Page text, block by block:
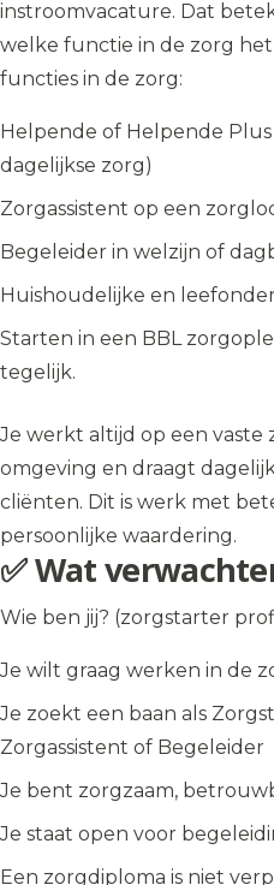
instroomvacature. Dat
welke functie in de zorg
functies in de zorg:
Helpende of Helpende
dagelijkse zorg)
Zorgassistent op een
Begeleider in welzijn of
Huishoudelijke en
Starten in een BBL
tegelijk.
Je werkt altijd op een vaste
omgeving en draagt
cliënten. Dit is werk met
persoonlijke waardering.
✅ Wat
Wie ben jij? (zorgstarter
Je wilt graag werken in de
Je zoekt een baan als
Zorgassistent of Begeleider
Je bent zorgzaam,
Je staat open voor
Een zorgdiploma is niet